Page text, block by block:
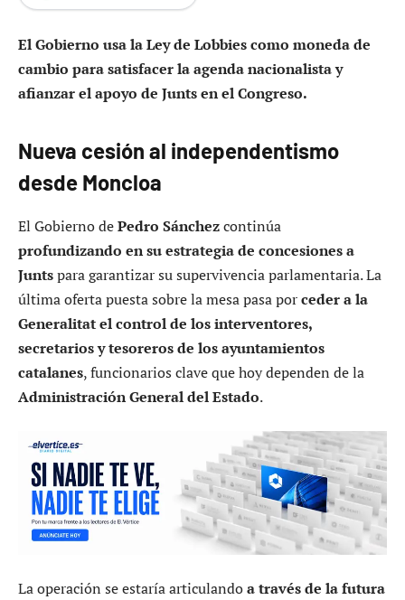
El Gobierno usa la Ley de Lobbies como moneda de
cambio para satisfacer la agenda nacionalista y
afianzar el apoyo de Junts en el Congreso.
Nueva cesión al independentismo
desde Moncloa
El Gobierno dePedro Sánchezcontinúa
profundizando en su estrategia de concesiones a
Juntspara garantizar su supervivencia parlamentaria. La
última oferta puesta sobre la mesa pasa porceder a la
Generalitat el control de los interventores,
secretarios y tesoreros de los ayuntamientos
catalanes, funcionarios clave que hoy dependen de la
Administración General del Estado.
La operación se estaría articulandoa través de la futura